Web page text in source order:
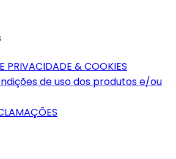
PRIVACIDADE & COOKIES
de uso dos produtos e/ou